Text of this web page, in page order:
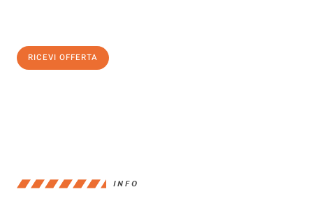
RICEVI OFFERTA
INFO